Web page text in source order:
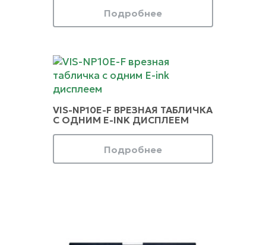
Подробнее
VIS-NP10E-F ВРЕЗНАЯ ТАБЛИЧКА
С ОДНИМ E-INK ДИСПЛЕЕМ
Подробнее